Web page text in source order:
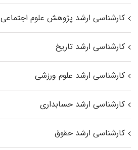
کارشناسی ارشد پژوهش علوم اجتماعی
کارشناسی ارشد تاریخ
کارشناسی ارشد علوم ورزشی
کارشناسی ارشد حسابداری
کارشناسی ارشد حقوق